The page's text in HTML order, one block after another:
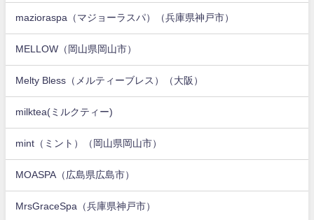
mazioraspa（マジョーラスパ）（兵庫県神戸市）
MELLOW（岡山県岡山市）
Melty Bless（メルティーブレス）（大阪）
milktea(ミルクティー)
mint（ミント）（岡山県岡山市）
MOASPA（広島県広島市）
MrsGraceSpa（兵庫県神戸市）